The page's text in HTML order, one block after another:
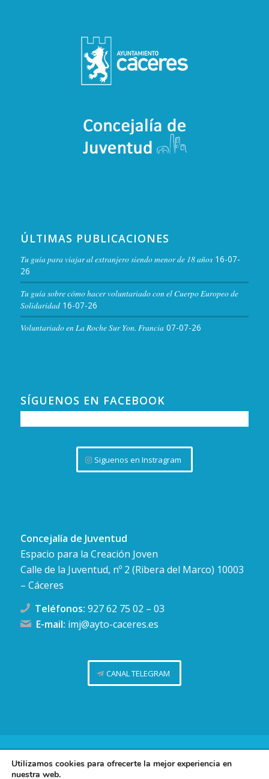
ÚLTIMAS PUBLICACIONES
Tu guía para viajar al extranjero siendo menor de 18 años 16-07-
26
Tu guía sobre cómo hacer voluntariado con el Cuerpo Europeo de
Solidaridad 16-07-26
Voluntariado en La Roche Sur Yon. Francia 07-07-26
SÍGUENOS EN FACEBOOK
Siguenos en Instragram
Concejalía de Juventud
Espacio para la Creación Joven
Calle de la Juventud, nº 2 (Ribera del Marco) 10003
– Cáceres
Teléfonos: 927 62 75 02 – 03
E-mail: imj@ayto-caceres.es
CANAL TELEGRAM
Concejalía de Juventud (Ayuntamiento de Cáceres)
Utilizamos cookies para ofrecerte la mejor experiencia en
nuestra web.